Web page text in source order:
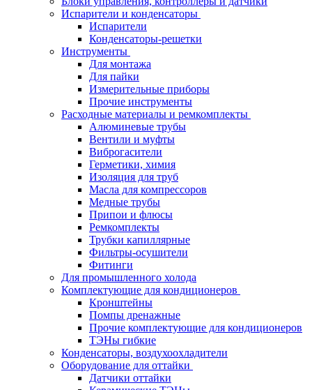
Испарители и конденсаторы
Испарители
Конденсаторы-решетки
Инструменты
Для монтажа
Для пайки
Измерительные приборы
Прочие инструменты
Расходные материалы и ремкомплекты
Алюминевые трубы
Вентили и муфты
Виброгасители
Герметики, химия
Изоляция для труб
Масла для компрессоров
Медные трубы
Припои и флюсы
Ремкомплекты
Трубки капиллярные
Фильтры-осушители
Фитинги
Для промышленного холода
Комплектующие для кондиционеров
Кронштейны
Помпы дренажные
Прочие комплектующие для кондиционеров
ТЭНы гибкие
Конденсаторы, воздухоохладители
Оборудование для оттайки
Датчики оттайки